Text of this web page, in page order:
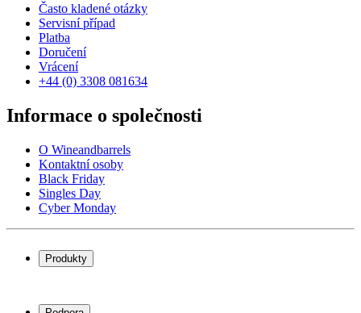
Často kladené otázky
Servisní případ
Platba
Doručení
Vrácení
+44 (0) 3308 081634
Informace o společnosti
O Wineandbarrels
Kontaktní osoby
Black Friday
Singles Day
Cyber Monday
Produkty
Stojany na víno